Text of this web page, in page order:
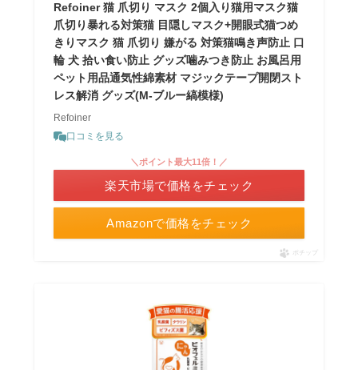
Refoiner 猫 爪切り マスク 2個入り猫用マスク猫
爪切り暴れる対策猫 目隠しマスク+開眼式猫つめ
きりマスク 猫 爪切り 嫌がる 対策猫鳴き声防止 口
輪 犬 拾い食い防止 グッズ噛みつき防止 お風呂用
ペット用品通気性綿素材 マジックテープ開閉スト
レス解消 グッズ(M-ブルー縞模様)
Refoiner
口コミを見る
Amazonで価格をチェック
＼ポイント最大11倍！／
楽天市場で価格をチェック
ポチップ